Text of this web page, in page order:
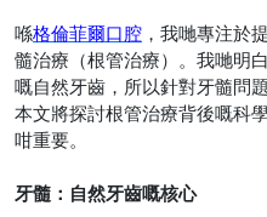
喺格倫菲爾口腔 ，我哋專注於
髓治療（根管治療）。我哋明
嘅自然牙齒，所以針對牙髓問
本文將探討根管治療背後嘅科
咁重要。
牙髓：自然牙齒嘅核心